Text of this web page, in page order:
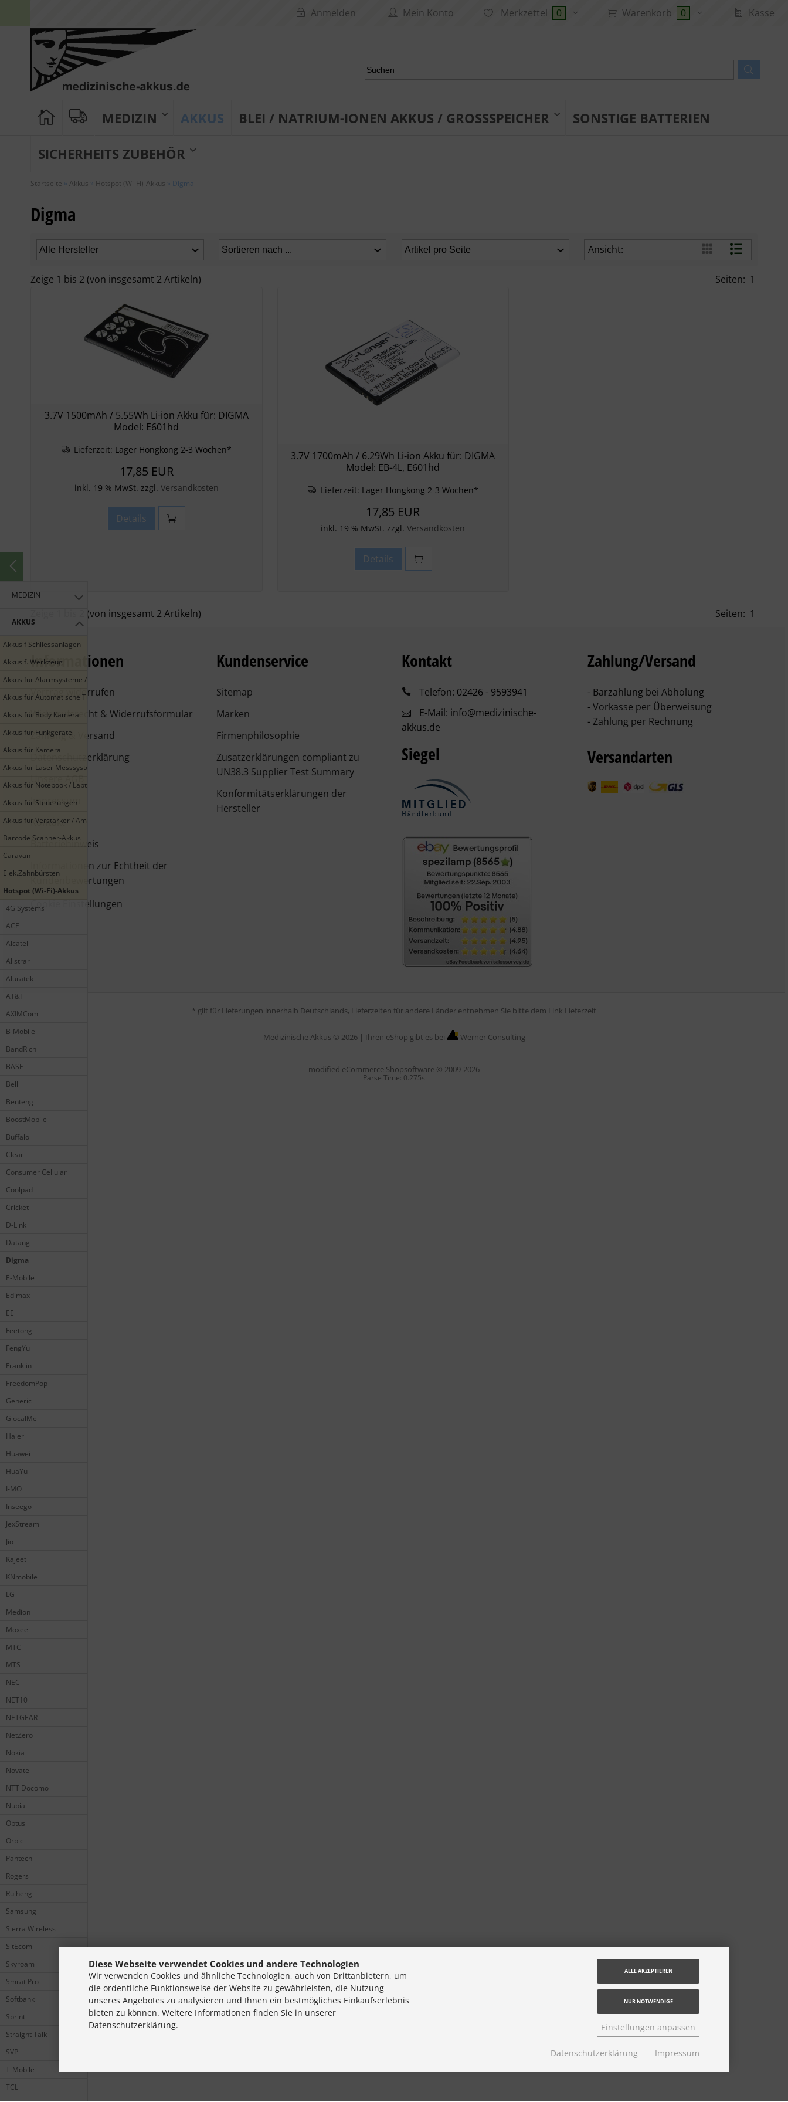
Anmelden Mein Konto Merkzettel 0 Warenkorb 0 Kasse
MEDIZIN AKKUS BLEI / NATRIUM-IONEN AKKUS / GROSSSPEICHER SONSTIGE BATTERIEN
SICHERHEITS ZUBEHÖR
MEDIZIN
AKKUS
Akkus f Schliessanlagen
Akkus f. Werkzeug
Akkus für Alarmsysteme / Smarthome
Akkus für Automatische Türen
Akkus für Body Kamera
Akkus für Funkgeräte
Akkus für Kamera
Akkus für Laser Messsysteme
Akkus für Notebook / Laptop
Akkus für Steuerungen
Akkus für Verstärker / Amplifier
Barcode Scanner-Akkus
Caravan
Elek.Zahnbürsten
Hotspot (Wi-Fi)-Akkus
4G Systems
ACE
Alcatel
Allstrar
Aluratek
AT&T
AXIMCom
B-Mobile
BandRich
BASE
Bell
Benteng
BoostMobile
Buffalo
Clear
Consumer Cellular
Coolpad
Cricket
D-Link
Datang
Digma
E-Mobile
Edimax
EE
Feetong
FengYu
Franklin
FreedomPop
Generic
GlocalMe
Haier
Huawei
HuaYu
I-MO
Inseego
JexStream
Jio
Kajeet
KNmobile
LG
Medion
Moxee
MTC
MTS
NEC
NET10
NETGEAR
NetZero
Nokia
Novatel
NTT Docomo
Nubia
Optus
Orbic
Pantech
Rogers
Ruiheng
Samsung
Sierra Wireless
SitEcom
Skyroam
Smrat Pro
Softbank
Sprint
Straight Talk
SVP
T-Mobile
TCL
Startseite » Akkus » Hotspot (Wi-Fi)-Akkus » Digma
Digma
Ansicht:
Zeige 1 bis 2 (von insgesamt 2 Artikeln) Seiten: 1
3.7V 1500mAh / 5.55Wh Li-ion Akku für: DIGMA
Model: E601hd
Lieferzeit: Lager Hongkong 2-3 Wochen*
17,85 EUR
inkl. 19 % MwSt. zzgl. Versandkosten
Details
3.7V 1700mAh / 6.29Wh Li-ion Akku für: DIGMA
Model: EB-4L, E601hd
Lieferzeit: Lager Hongkong 2-3 Wochen*
17,85 EUR
inkl. 19 % MwSt. zzgl.Versandkosten
Details
(von insgesamt 2 Artikeln) Seiten: 1
Informationen
Vertrag widerrufen
Widerrufsrecht & Widerrufsformular
Zahlung & Versand
Datenschutzerklärung
Impressum
Kontakt
Batteriehinweis
Informationen zur Echtheit der
Kundenbewertungen
Cookie Einstellungen
Kundenservice
Sitemap
Marken
Firmenphilosophie
Zusatzerklärungen compliant zu
UN38.3 Supplier Test Summary
Konformitätserklärungen der
Hersteller
Kontakt
Telefon: 02426 - 9593941
E-Mail: info@medizinische-
akkus.de
Siegel
Zahlung/Versand
- Barzahlung bei Abholung
- Vorkasse per Überweisung
- Zahlung per Rechnung
Versandarten
* gilt für Lieferungen innerhalb Deutschlands, Lieferzeiten für andere Länder entnehmen Sie bitte dem Link Lieferzeit
Medizinische Akkus © 2026 | Ihren eShop gibt es bei Werner Consulting
modified eCommerce Shopsoftware © 2009-2026
Parse Time: 0.275s
Diese Webseite verwendet Cookies und andere Technologien
Wir verwenden Cookies und ähnliche Technologien, auch von Drittanbietern, um
die ordentliche Funktionsweise der Website zu gewährleisten, die Nutzung
unseres Angebotes zu analysieren und Ihnen ein bestmögliches Einkaufserlebnis
bieten zu können. Weitere Informationen finden Sie in unserer
Datenschutzerklärung.
ALLE AKZEPTIEREN
NUR NOTWENDIGE
Einstellungen anpassen
Datenschutzerklärung Impressum